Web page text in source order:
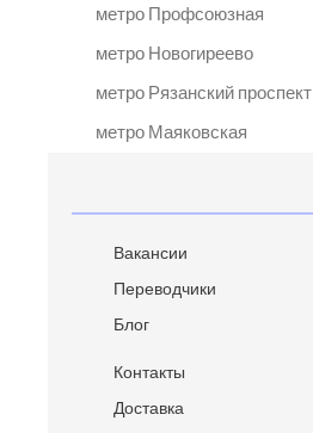
метро Профсоюзная
метро Новогиреево
метро Рязанский проспект
метро Маяковская
Вакансии
Переводчики
Блог
Контакты
Доставка